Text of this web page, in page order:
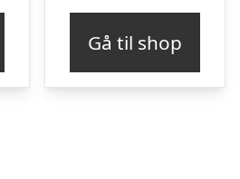
Gå til shop